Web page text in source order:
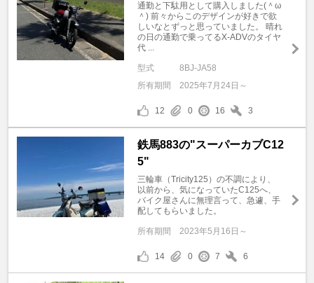
通勤と下駄用として購入しました(＾ω
＾) 前々からこのデザインが好きで欲
しいなとずっと思っていました。 晴れ
の日の通勤で乗ってるX-ADVのタイヤ
代 ...
型式
8BJ-JA58
所有期間
2025年7月24日～
12 0 16 3
鉄馬883の"スーパーカブC12
5"
三輪車（Tricity125）の不調により、
以前から、気になっていたC125へ、
バイク屋さんに無理言って、急遽、手
配してもらいました。
所有期間 2023年5月16日～
14 0 7 6